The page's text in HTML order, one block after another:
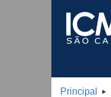
Principal